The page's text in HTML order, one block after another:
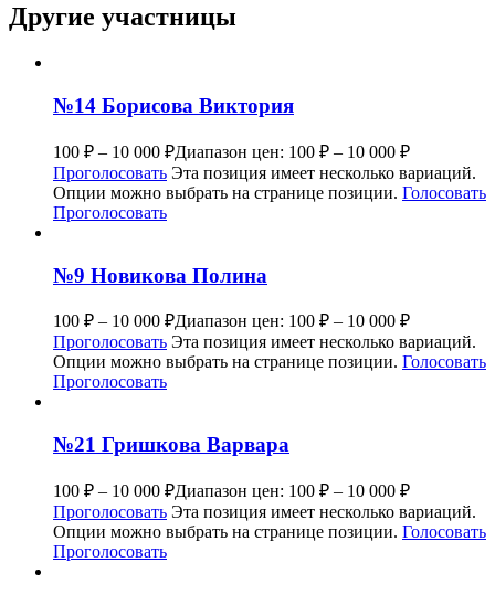
Другие участницы
№14 Борисова Виктория
100 ₽ – 10 000 ₽Диапазон цен: 100 ₽ – 10 000 ₽
Проголосовать Эта позиция имеет несколько вариаций.
Опции можно выбрать на странице позиции. Голосовать
Проголосовать
№9 Новикова Полина
100 ₽ – 10 000 ₽Диапазон цен: 100 ₽ – 10 000 ₽
Проголосовать Эта позиция имеет несколько вариаций.
Опции можно выбрать на странице позиции. Голосовать
Проголосовать
№21 Гришкова Варвара
100 ₽ – 10 000 ₽Диапазон цен: 100 ₽ – 10 000 ₽
Проголосовать Эта позиция имеет несколько вариаций.
Опции можно выбрать на странице позиции. Голосовать
Проголосовать